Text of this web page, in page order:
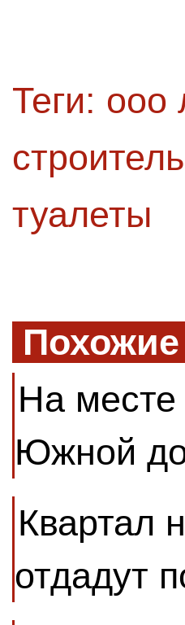
Теги: ооо
туалеты
На месте
Южной
Квартал
отдадут